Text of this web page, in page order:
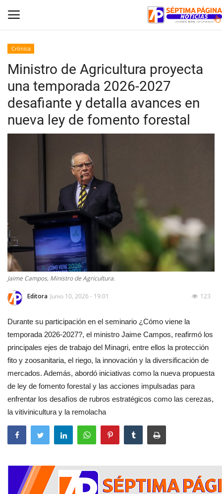
Inicio
Crónica
Policial
Espectáculos
Crónica
Ministro de Agricultura proyecta
una temporada 2026-2027
desafiante y detalla avances en
nueva ley de fomento forestal
Jaime Campos, Ministro de Agricultura.
Editora Junio 10, 2026 - 19:01 123
Durante su participación en el seminario ¿Cómo viene la
temporada 2026-2027?, el ministro Jaime Campos, reafirmó los
principales ejes de trabajo del Minagri, entre ellos la protección
fito y zoosanitaria, el riego, la innovación y la diversificación de
mercados. Además, abordó iniciativas como la nueva propuesta
de ley de fomento forestal y las acciones impulsadas para
enfrentar los desafíos de rubros estratégicos como las cerezas,
la vitivinicultura y la remolacha